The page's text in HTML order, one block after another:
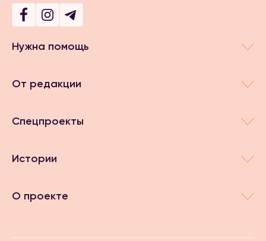
Нужна помощь
От редакции
Спецпроекты
Истории
О проекте